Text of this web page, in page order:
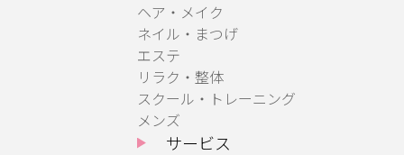
ヘア・メイク
ネイル・まつげ
エステ
リラク・整体
スクール・トレーニング
メンズ
サービス